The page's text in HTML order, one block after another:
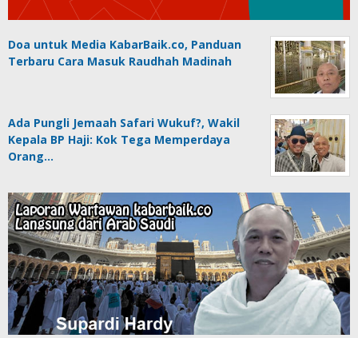
Doa untuk Media KabarBaik.co, Panduan
Terbaru Cara Masuk Raudhah Madinah
Ada Pungli Jemaah Safari Wukuf?, Wakil
Kepala BP Haji: Kok Tega Memperdaya
Orang…